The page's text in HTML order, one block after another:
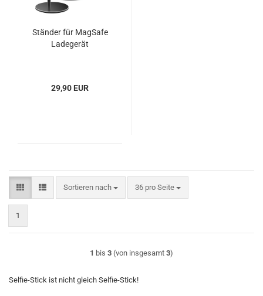
Ständer für MagSafe
Ladegerät
29,90 EUR
Sortieren nach
Sortieren nach 36 pro Seite
pro Seite
1
1 bis 3 (von insgesamt 3)
Selfie-Stick ist nicht gleich Selfie-Stick!